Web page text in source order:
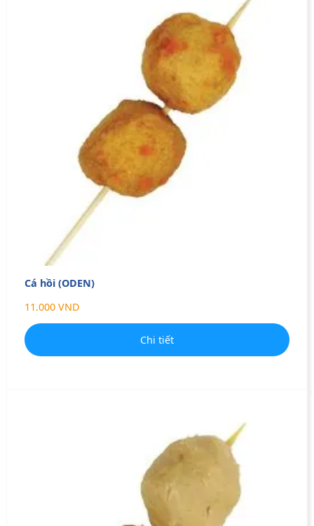
Cá hồi (ODEN)
11.000 VND
Chi tiết